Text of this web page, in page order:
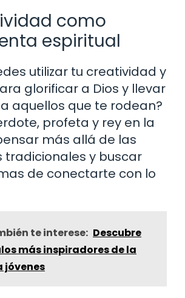
como
espiritual
utilizar tu creatividad y
glorificar a Dios y llevar
aquellos que te rodean?
profeta y rey en la
más allá de las
tradicionales y buscar
de conectarte con lo
te interese: Descubre
más inspiradores de la
jóvenes